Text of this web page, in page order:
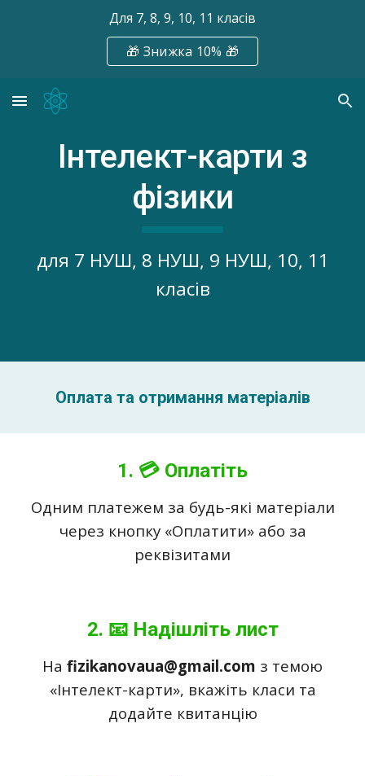
Skip to main content
Для 7, 8, 9, 10, 11 класів
🎁 Знижка 10% 🎁
Інтелект-карти з
фізики
для 7 НУШ, 8 НУШ, 9 НУШ, 10, 11
класів
Оплата та отримання матеріалів
1. 💳 Оплатіть
Одним платежем за будь-які матеріали
через кнопку «Оплатити» або за
реквізитами
2. 📧 Надішліть лист
На fizikanovaua@gmail.com з темою
«Інтелект-карти», вкажіть класи та
додайте квитанцію